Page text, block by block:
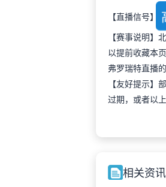
【直播信号】
【赛事说明】
以提前收藏本
弗罗瑞特直播
【友好提示】
过期，或者以
相关资讯